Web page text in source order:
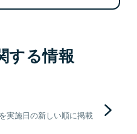
する情報
実施日の新しい順に掲載